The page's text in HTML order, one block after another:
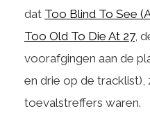
dat Too Blind To See
Too Old To Die At 27,
voorafgingen aan de
en drie op de tracklist),
toevalstreffers waren.